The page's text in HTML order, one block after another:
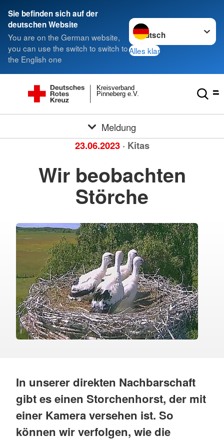
Sie befinden sich auf der
deutschen Website
You are on the German website,
you can use the switch to switch to
the English one
Sprache wechseln zu
Alles klar
Pinneberg e.V.
Kreisverband
Meldung
23.06.2023 · Kitas
Wir beobachten
Störche
In unserer direkten Nachbarschaft
gibt es einen Storchenhorst, der mit
einer Kamera versehen ist. So
können wir verfolgen, wie die